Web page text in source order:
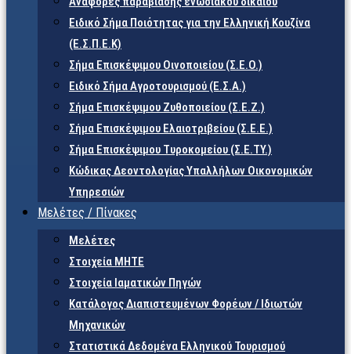
Ειδικό Σήμα Ποιότητας για την Ελληνική Κουζίνα
(Ε.Σ.Π.Ε.Κ)
Σήμα Επισκέψιμου Οινοποιείου (Σ.Ε.Ο.)
Ειδικό Σήμα Αγροτουρισμού (Ε.Σ.Α.)
Σήμα Επισκέψιμου Ζυθοποιείου (Σ.Ε.Ζ.)
Σήμα Επισκέψιμου Ελαιοτριβείου (Σ.Ε.Ε.)
Σήμα Επισκέψιμου Τυροκομείου (Σ.Ε.TY.)
Κώδικας Δεοντολογίας Υπαλλήλων Οικονομικών
Υπηρεσιών
Μελέτες / Πίνακες
Μελέτες
Στοιχεία ΜΗΤΕ
Στοιχεία Ιαματικών Πηγών
Κατάλογος Διαπιστευμένων Φορέων / Ιδιωτών
Μηχανικών
Στατιστικά Δεδομένα Ελληνικού Τουρισμού